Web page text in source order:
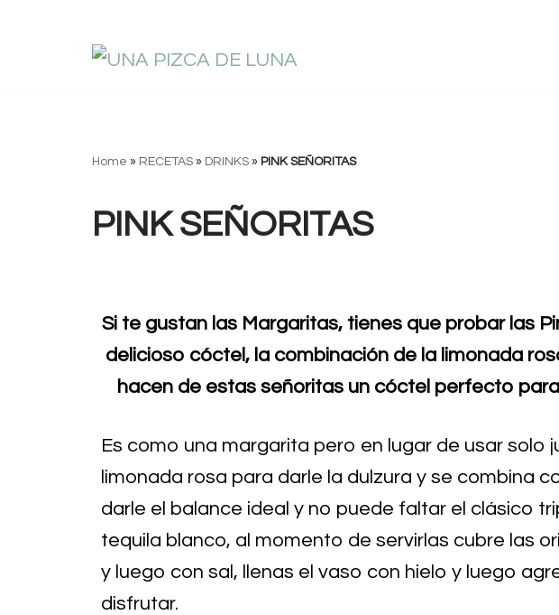
Home » RECETAS » DRINKS » PINK SEÑORITAS
PINK SEÑORITAS
Si te gustan las Margaritas, tienes que probar las
delicioso cóctel, la combinación de la limonada
hacen de estas señoritas un cóctel perfecto
Es como una margarita pero en lugar de usar solo
limonada rosa para darle la dulzura y se combina
darle el balance ideal y no puede faltar el clásico
tequila blanco, al momento de servirlas cubre las
y luego con sal, llenas el vaso con hielo y luego
disfrutar.